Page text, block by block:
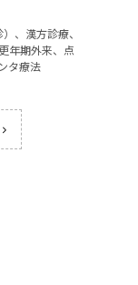
、漢方診療、
年期外来、点
タ療法